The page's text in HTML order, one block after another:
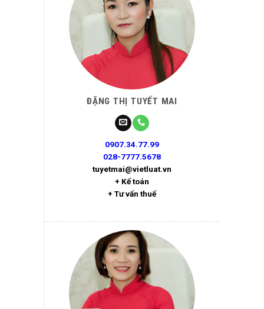
ĐẶNG THỊ TUYẾT MAI
0907.34.77.99
028-7777.5678
tuyetmai@vietluat.vn
+ Kế toán
+ Tư vấn thuế